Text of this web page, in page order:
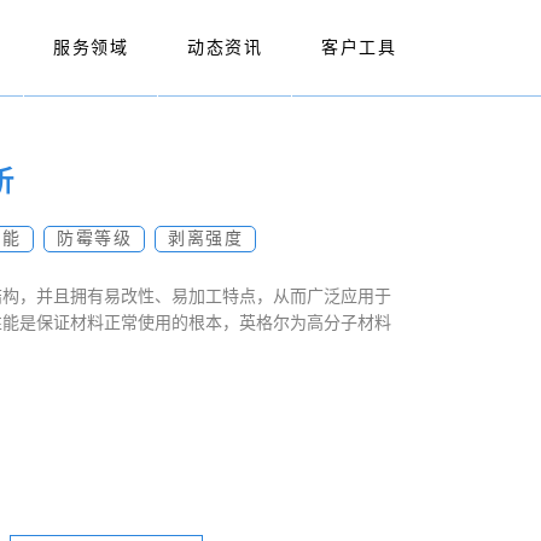
服务领域 动态资讯 客户工具
防霉等级 剥离强度
，并且拥有易改性、易加工特点，从而广泛应用于
是保证材料正常使用的根本，英格尔为高分子材料